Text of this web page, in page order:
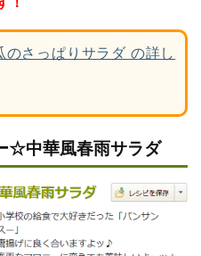
さっぱりサラダ の詳し
☆中華風春雨サラダ